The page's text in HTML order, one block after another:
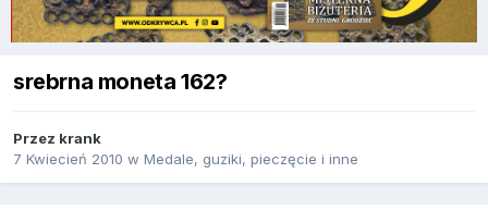
srebrna moneta 162?
Przez krank
7 Kwiecień 2010 w Medale, guziki, pieczęcie i inne